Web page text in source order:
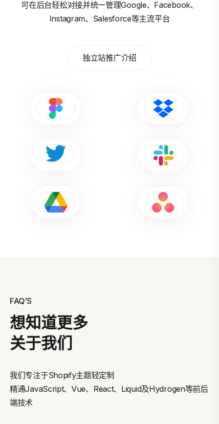
可在后台轻松对接并统一管理Google、Facebook、
Instagram、Salesforce等主流平台
独立站推广介绍
FAQ’S
想知道更多
关于我们
我们专注于Shopify主题轻定制
精通JavaScript、Vue、React、Liquid及Hydrogen等前后
端技术